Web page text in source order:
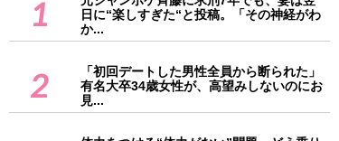
1
日に“楽しすぎた“と投稿。「その神経がわ
か...
2
「初回デートした男性全員から断られた」
有名大卒34歳女性が、高望みしないのにお
見...